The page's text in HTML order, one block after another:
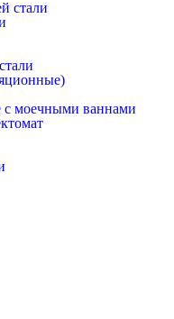
стали
с моечными ваннами